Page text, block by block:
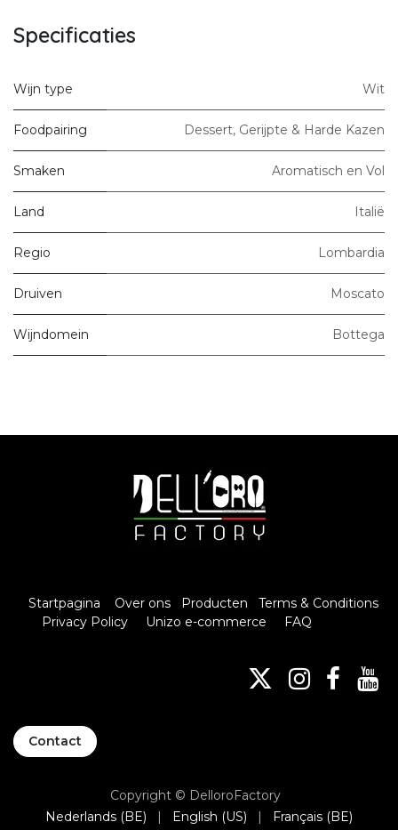
Specificaties
Wijn type Wit
Foodpairing Dessert, Gerijpte & Harde Kazen
Smaken Aromatisch en Vol
Land Italië
Regio Lombardia
Druiven Moscato
Wijndomein Bottega
Startpagina Over ons Producten
Terms & Conditions
Privacy Policy
Unizo e-commerce FAQ
Contact
Copyright © DelloroFactory
Nederlands (BE)
| English (US) | Français (BE)